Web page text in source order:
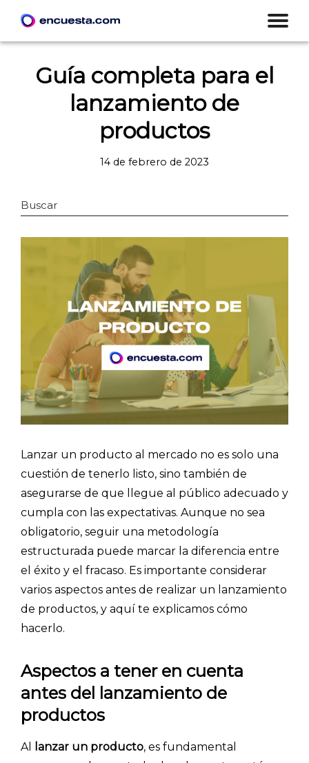
Guía completa para el
lanzamiento de
productos
14 de febrero de 2023
Buscar
Lanzar un producto al mercado no es solo una
cuestión de tenerlo listo, sino también de
asegurarse de que llegue al público adecuado y
cumpla con las expectativas. Aunque no sea
obligatorio, seguir una metodología
estructurada puede marcar la diferencia entre
el éxito y el fracaso. Es importante considerar
varios aspectos antes de realizar un lanzamiento
de productos, y aquí te explicamos cómo
hacerlo.
Aspectos a tener en cuenta
antes del lanzamiento de
productos
Al lanzar un producto, es fundamental